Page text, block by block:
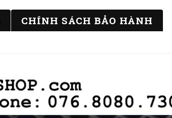
CHÍNH SÁCH BẢO HÀNH